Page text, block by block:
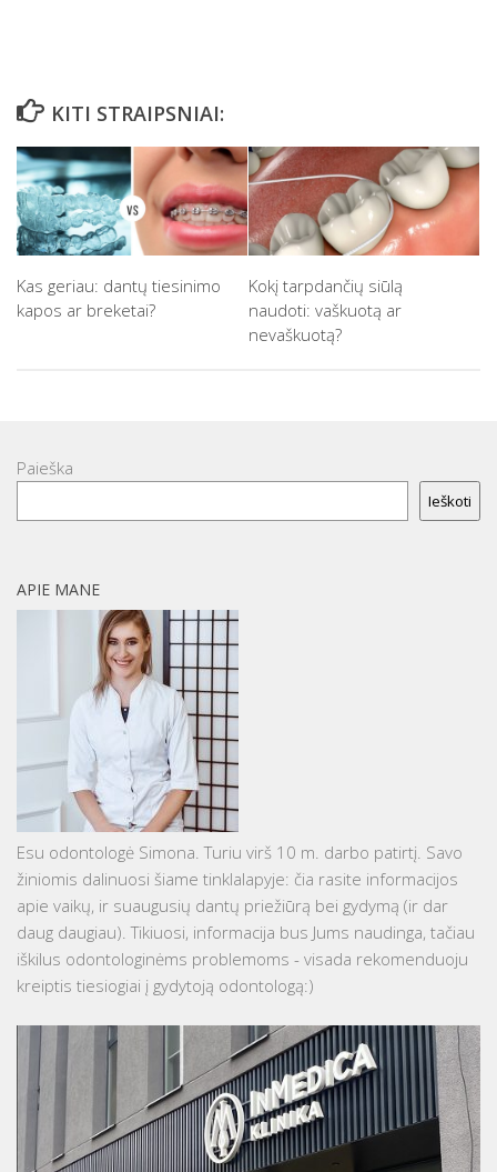
KITI STRAIPSNIAI:
Kas geriau: dantų tiesinimo
kapos ar breketai?
Kokį tarpdančių siūlą
naudoti: vaškuotą ar
nevaškuotą?
Paieška
Ieškoti
APIE MANE
Esu odontologė Simona. Turiu virš 10 m. darbo patirtį. Savo
žiniomis dalinuosi šiame tinklalapyje: čia rasite informacijos
apie vaikų, ir suaugusių dantų priežiūrą bei gydymą (ir dar
daug daugiau). Tikiuosi, informacija bus Jums naudinga, tačiau
iškilus odontologinėms problemoms - visada rekomenduoju
kreiptis tiesiogiai į gydytoją odontologą:)